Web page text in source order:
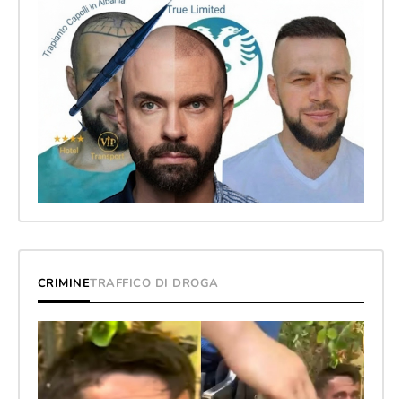
CRIMINETRAFFICO DI DROGA